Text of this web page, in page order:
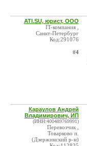
ATI.SU, юрист, ООО
IT-компания ,
Санкт-Петербург
Код:291076
#4
Караулов Андрей
Владимирович, ИП
(ИНН:400489769991)
Перевозчик ,
Товарково п.
(Дзержинский р-н)